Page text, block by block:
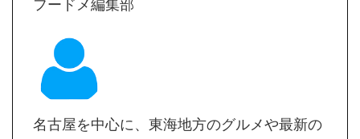
フードメ編集部
名古屋を中心に、東海地方のグルメや最新の